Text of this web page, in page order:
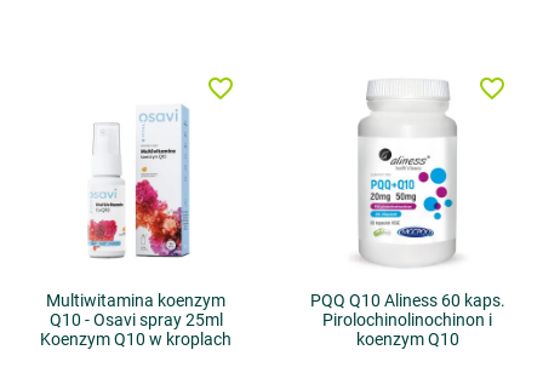
Multiwitamina koenzym
Q10 - Osavi spray 25ml
Koenzym Q10 w kroplach
favorite_border
PQQ Q10 Aliness 60 kaps.
Pirolochinolinochinon i
koenzym Q10
favorite_border